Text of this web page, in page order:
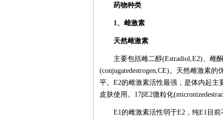
药物种类
1、雌激素
天然雌激素
主要包括雌二醇(Estradiol,E2)、雌
(conjugatedestrogen,CE)。天然雌激素
平。E2的雌激素活性最强，是体内起
皮肤使用。17βE2微粒化
E1的雌激素活性弱于E2，纯E1目